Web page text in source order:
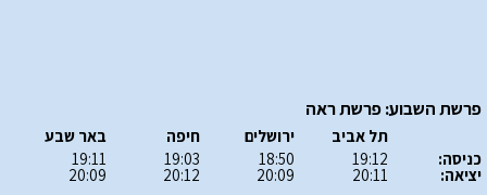
פרשת השבוע: פרשת ראה
כניסה:
יציאה:
תל אביב
19:12
20:11
ירושלים
18:50
20:09
חיפה
19:03
20:12
באר שבע
19:11
20:09